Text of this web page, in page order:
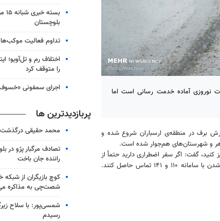
نوروزی آماده خدمت رسانی است اما
برف در منطقه‌ی ارسباران شروع شده و
و شهرستان‌های هم‌جوار شده است.
کنید، گفت: اگر سفر اضطراری دارید حتماً از
استفاده کنید و مسافران در صورت گرفتار شدن با سامانه ۱۱۰ و ۱۴۱ تماس حاصل کنند.
بلوچستان
تداوم فعالیت
اختلاف رم و تل‌آویو؛
را متوقف کرد
اجرای سمفونی
پربازدیدترین ها
محمد حقیقی درگذشت
تصادف مرگبار پژو در
راننده جان باخت
کوچ بازیگران از
شصت‌چی به مذاکره
شمسی‌پور: با سلاح
رسیدم